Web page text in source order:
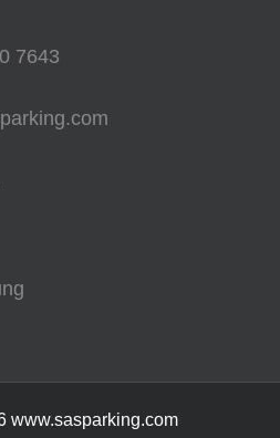
7643
www.sasparking.com